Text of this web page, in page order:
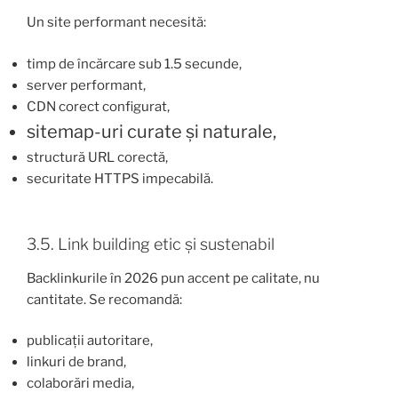
Un site performant necesită:
timp de încărcare sub 1.5 secunde,
server performant,
CDN corect configurat,
sitemap-uri curate și naturale,
structură URL corectă,
securitate HTTPS impecabilă.
3.5. Link building etic și sustenabil
Backlinkurile în 2026 pun accent pe calitate, nu
cantitate. Se recomandă:
publicații autoritare,
linkuri de brand,
colaborări media,